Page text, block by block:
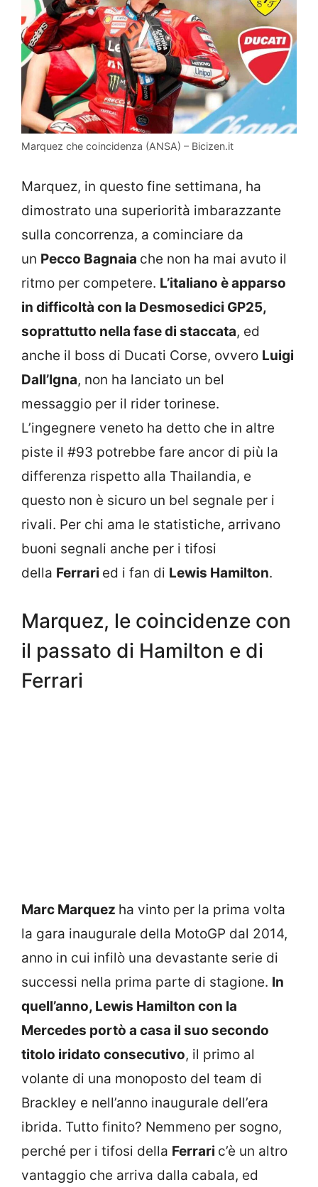
Marquez che coincidenza (ANSA) – Bicizen.it
Marquez, in questo fine settimana, ha
dimostrato una superiorità imbarazzante
sulla concorrenza, a cominciare da
un Pecco Bagnaia che non ha mai avuto il
ritmo per competere. L’italiano è apparso
in difficoltà con la Desmosedici GP25,
soprattutto nella fase di staccata, ed
anche il boss di Ducati Corse, ovvero Luigi
Dall’Igna, non ha lanciato un bel
messaggio per il rider torinese.
L’ingegnere veneto ha detto che in altre
piste il #93 potrebbe fare ancor di più la
differenza rispetto alla Thailandia, e
questo non è sicuro un bel segnale per i
rivali. Per chi ama le statistiche, arrivano
buoni segnali anche per i tifosi
della Ferrari ed i fan di Lewis Hamilton.
Marquez, le coincidenze con
il passato di Hamilton e di
Ferrari
Marc Marquez ha vinto per la prima volta
la gara inaugurale della MotoGP dal 2014,
anno in cui infilò una devastante serie di
successi nella prima parte di stagione. In
quell’anno, Lewis Hamilton con la
Mercedes portò a casa il suo secondo
titolo iridato consecutivo, il primo al
volante di una monoposto del team di
Brackley e nell’anno inaugurale dell’era
ibrida. Tutto finito? Nemmeno per sogno,
perché per i tifosi della Ferrari c’è un altro
vantaggio che arriva dalla cabala, ed